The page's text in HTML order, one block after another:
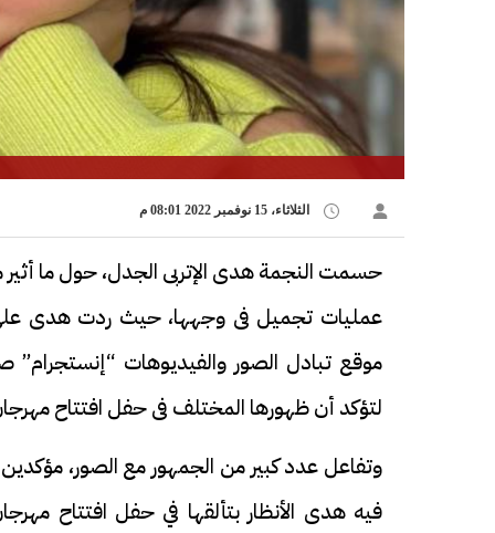
الثلاثاء، 15 نوفمبر 2022 08:01 م
حسمت النجمة هدى الإتربى الجدل، حول ما
عمليات تجميل فى وجهها، حيث ردت هدى على
موقع تبادل الصور والفيديوهات “إنستجرام”
لتؤكد أن ظهورها المختلف فى حفل افتتاح
وتفاعل عدد كبير من الجمهور مع الصور،